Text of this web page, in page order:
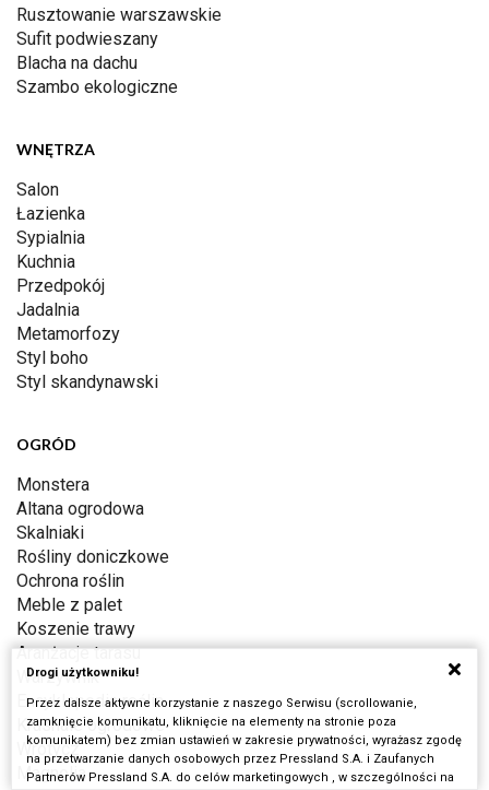
Rusztowanie warszawskie
Sufit podwieszany
Blacha na dachu
Szambo ekologiczne
WNĘTRZA
Salon
Łazienka
Sypialnia
Kuchnia
Przedpokój
Jadalnia
Metamorfozy
Styl boho
Styl skandynawski
OGRÓD
Monstera
Altana ogrodowa
Skalniaki
Rośliny doniczkowe
Ochrona roślin
Meble z palet
Koszenie trawy
Aranżacje tarasu
Warzywnik
Encyklopedia roślin
Krasnale ogrodowe
Wrotycz
Magnolia
Drogi użytkowniku!
Przez dalsze aktywne korzystanie z naszego Serwisu (scrollowanie,
zamknięcie komunikatu, kliknięcie na elementy na stronie poza
komunikatem) bez zmian ustawień w zakresie prywatności, wyrażasz zgodę
na przetwarzanie danych osobowych przez Pressland S.A. i Zaufanych
Partnerów Pressland S.A. do celów marketingowych , w szczególności na